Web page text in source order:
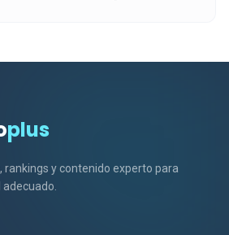
plus
rankings y contenido experto para